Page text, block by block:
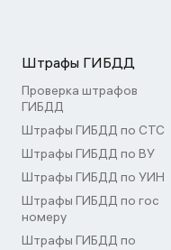
Штрафы ГИБДД
Проверка штрафов
ГИБДД
Штрафы ГИБДД по СТС
Штрафы ГИБДД по ВУ
Штрафы ГИБДД по УИН
Штрафы ГИБДД по гос
номеру
Штрафы ГИБДД по